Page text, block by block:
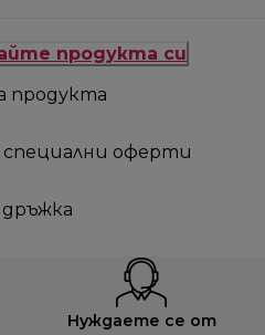
продукта си
продукта
оферти
Нуждаете се от